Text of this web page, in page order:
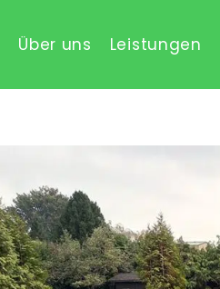
Über uns Leistungen